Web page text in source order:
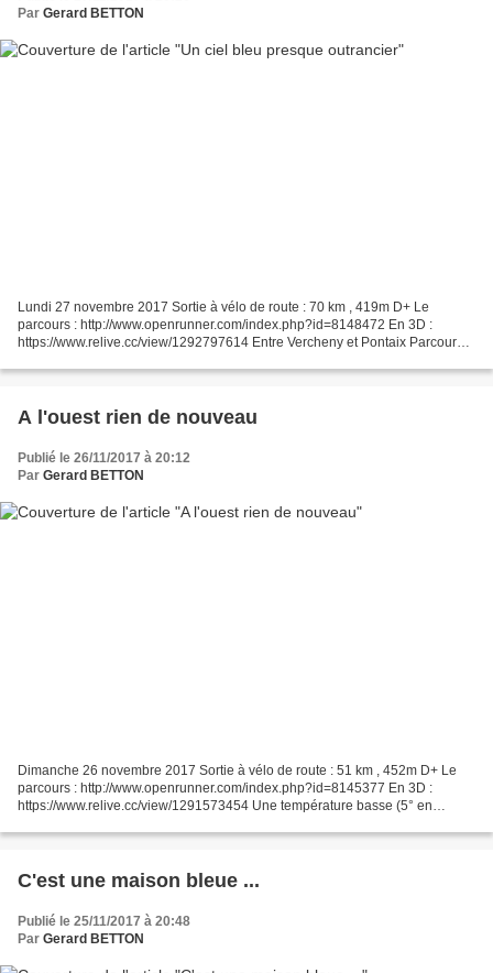
Par Gerard BETTON
Lundi 27 novembre 2017 Sortie à vélo de route : 70 km , 419m D+ Le
parcours : http://www.openrunner.com/index.php?id=8148472 En 3D :
https://www.relive.cc/view/1292797614 Entre Vercheny et Pontaix Parcours
A l'ouest rien de nouveau
Publié le 26/11/2017 à 20:12
Par Gerard BETTON
Dimanche 26 novembre 2017 Sortie à vélo de route : 51 km , 452m D+ Le
parcours : http://www.openrunner.com/index.php?id=8145377 En 3D :
https://www.relive.cc/view/1291573454 Une température basse (5° en
C'est une maison bleue ...
Publié le 25/11/2017 à 20:48
Par Gerard BETTON